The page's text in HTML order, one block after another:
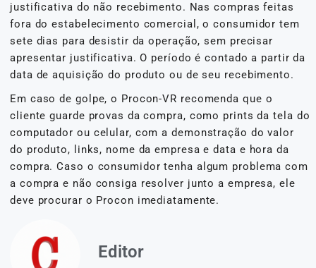
justificativa do não recebimento. Nas compras feitas
fora do estabelecimento comercial, o consumidor tem
sete dias para desistir da operação, sem precisar
apresentar justificativa. O período é contado a partir da
data de aquisição do produto ou de seu recebimento.
Em caso de golpe, o Procon-VR recomenda que o
cliente guarde provas da compra, como prints da tela do
computador ou celular, com a demonstração do valor
do produto, links, nome da empresa e data e hora da
compra. Caso o consumidor tenha algum problema com
a compra e não consiga resolver junto a empresa, ele
deve procurar o Procon imediatamente.
Editor